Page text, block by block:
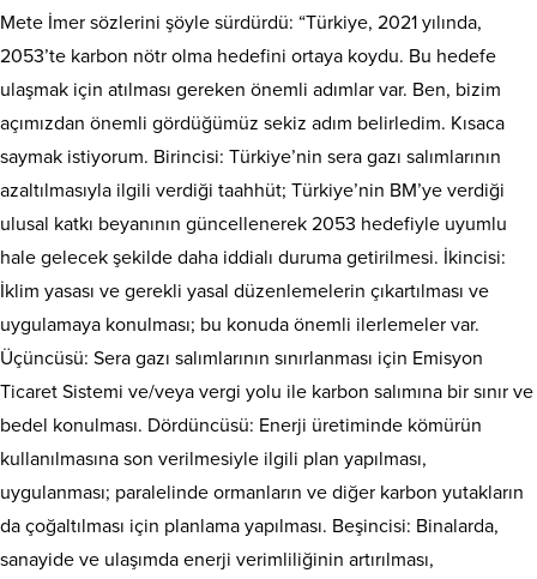
Mete İmer sözlerini şöyle sürdürdü: “Türkiye, 2021 yılında,
2053’te karbon nötr olma hedefini ortaya koydu. Bu hedefe
ulaşmak için atılması gereken önemli adımlar var. Ben, bizim
açımızdan önemli gördüğümüz sekiz adım belirledim. Kısaca
saymak istiyorum. Birincisi: Türkiye’nin sera gazı salımlarının
azaltılmasıyla ilgili verdiği taahhüt; Türkiye’nin BM’ye verdiği
ulusal katkı beyanının güncellenerek 2053 hedefiyle uyumlu
hale gelecek şekilde daha iddialı duruma getirilmesi. İkincisi:
İklim yasası ve gerekli yasal düzenlemelerin çıkartılması ve
uygulamaya konulması; bu konuda önemli ilerlemeler var.
Üçüncüsü: Sera gazı salımlarının sınırlanması için Emisyon
Ticaret Sistemi ve/veya vergi yolu ile karbon salımına bir sınır ve
bedel konulması. Dördüncüsü: Enerji üretiminde kömürün
kullanılmasına son verilmesiyle ilgili plan yapılması,
uygulanması; paralelinde ormanların ve diğer karbon yutakların
da çoğaltılması için planlama yapılması. Beşincisi: Binalarda,
sanayide ve ulaşımda enerji verimliliğinin artırılması,